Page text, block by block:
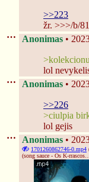
>>223
žr. >>>/b/
Anonimas
lol
Anonimas
>>226
>ciulpia
lol gejis
Anonimas
1701260862746-0.mp4
(song sauce - Os K-